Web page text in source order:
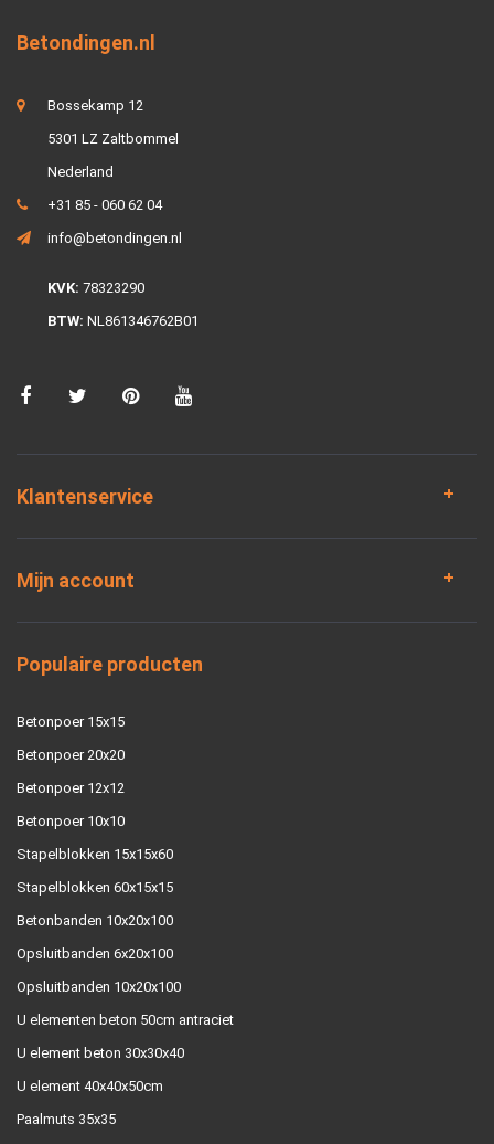
Betondingen.nl
Bossekamp 12
5301 LZ Zaltbommel
Nederland
+31 85 - 060 62 04
info@betondingen.nl
KVK: 78323290
BTW: NL861346762B01
Klantenservice
Mijn account
Populaire producten
Betonpoer 15x15
Betonpoer 20x20
Betonpoer 12x12
Betonpoer 10x10
Stapelblokken 15x15x60
Stapelblokken 60x15x15
Betonbanden 10x20x100
Opsluitbanden 6x20x100
Opsluitbanden 10x20x100
U elementen beton 50cm antraciet
U element beton 30x30x40
U element 40x40x50cm
Paalmuts 35x35